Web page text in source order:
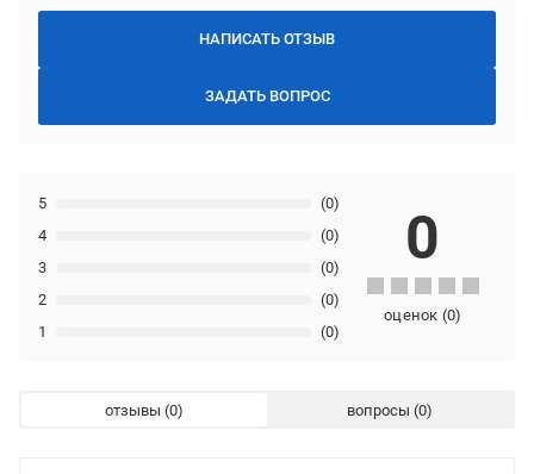
НАПИСАТЬ ОТЗЫВ
ЗАДАТЬ ВОПРОС
1 (0)
2 (0)
3 (0)
4 (0)
5 (0)
0
оценок (0)
отзывы вопросы